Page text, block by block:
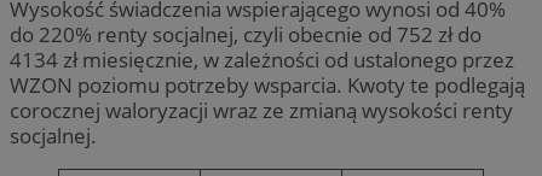
Wysokość świadczenia wspierającego wynosi od 40%
do 220% renty socjalnej, czyli obecnie od 752 zł do
4134 zł miesięcznie, w zależności od ustalonego przez
WZON poziomu potrzeby wsparcia. Kwoty te podlegają
corocznej waloryzacji wraz ze zmianą wysokości renty
socjalnej.